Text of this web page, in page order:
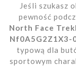
Jeśli szukasz
pewność
North Face
Nf0A5G2Z1X3-
typową dla
sportowym